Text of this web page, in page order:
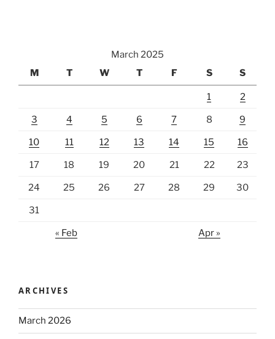
March 2025
M
T W T F S S
1 2
3 4 5 6 7 8 9
10 11 12 13 14 15 16
17 18 19 20 21 22 23
24 25 26 27 28 29 30
31
« Feb Apr »
ARCHIVES
March 2026